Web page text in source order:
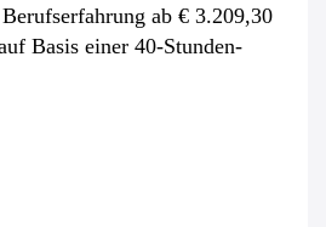
ab € 3.209,30
Basis einer 40-Stunden-